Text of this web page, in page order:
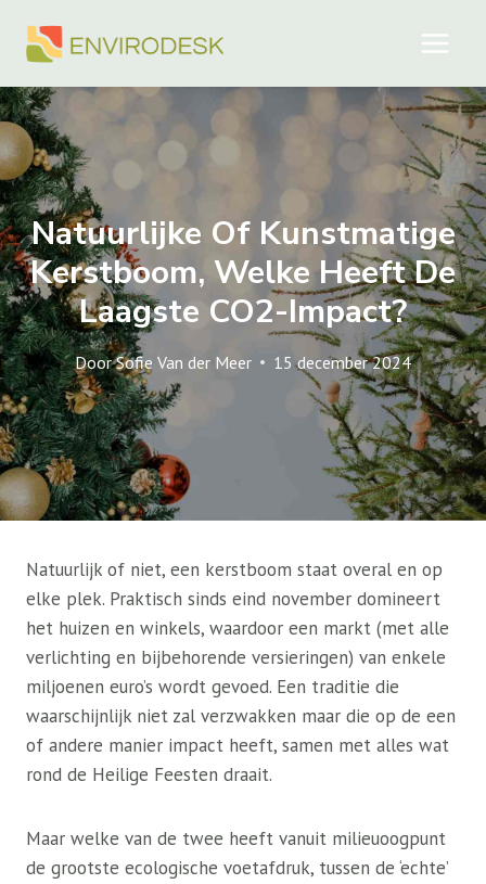
naar
Natuurlijke Of Kunstmatige
Kerstboom, Welke Heeft De
Laagste CO2-Impact?
DoorSofie Van der Meer 15 december 2024
Natuurlijk of niet, een kerstboom staat overal en op
elke plek. Praktisch sinds eind november domineert
het huizen en winkels, waardoor een markt (met alle
verlichting en bijbehorende versieringen) van enkele
miljoenen euro’s wordt gevoed. Een traditie die
waarschijnlijk niet zal verzwakken maar die op de een
of andere manier impact heeft, samen met alles wat
rond de Heilige Feesten draait.
Maar welke van de twee heeft vanuit milieuoogpunt
de grootste ecologische voetafdruk, tussen de ‘echte’